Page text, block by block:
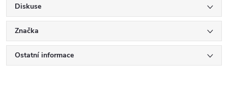
Diskuse
Značka
Ostatní informace